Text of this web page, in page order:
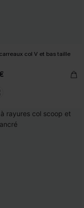
col V et bas taille